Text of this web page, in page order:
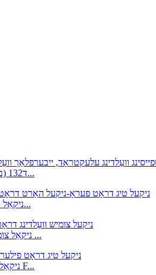
ד132 (ב-83) האַרטפייסינג וועַלדינג עלעקטראָד, סורפאַסינג...
ENiFe-CI ניקאַל צומיש וועַלדינג דראָט, FN 55 ניקאַל טיג...
ERNiFeCr-1 ניקאַל צומיש וועלדינג דראָט, ניקאַל טיג דראָט ...
ניקאַל צומיש וועלדינג דראָט ERNiCr-3 ניקאַל טיג דראָט F...